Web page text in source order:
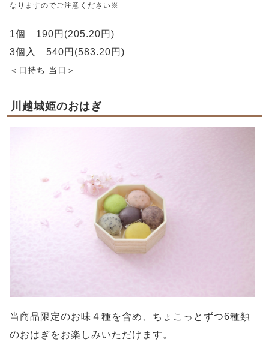
なりますのでご注意ください※
1個 190円(205.20円)
3個入 540円(583.20円)
＜日持ち 当日＞
川越城姫のおはぎ
当商品限定のお味４種を含め、ちょこっとずつ6種類
のおはぎをお楽しみいただけます。